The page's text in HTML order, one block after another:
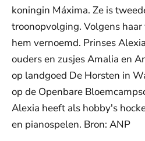
koningin Máxima. Ze is
troonopvolging. Volgens
hem vernoemd. Prinses
ouders en zusjes Amalia en
op landgoed De Horsten in
op de Openbare
Alexia heeft als hobby's
en pianospelen. Bron: ANP